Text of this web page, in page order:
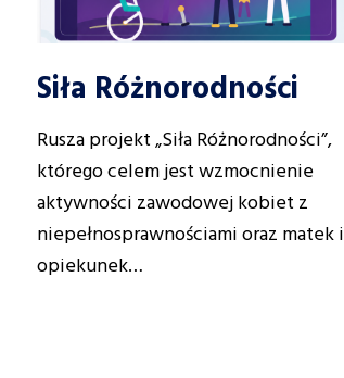
Siła Różnorodności
Rusza projekt „Siła Różnorodności”,
którego celem jest wzmocnienie
aktywności zawodowej kobiet z
niepełnosprawnościami oraz matek i
opiekunek…